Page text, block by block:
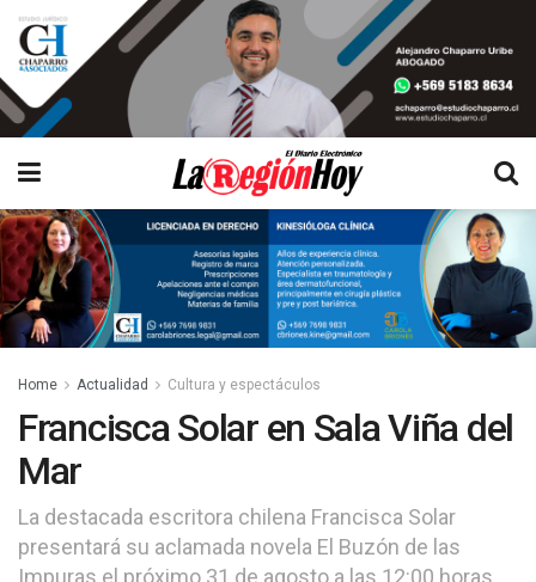
Home Actualidad Cultura y espectáculos
Francisca Solar en Sala Viña del
Mar
La destacada escritora chilena Francisca Solar
presentará su aclamada novela El Buzón de las
Impuras el próximo 31 de agosto a las 12:00 horas